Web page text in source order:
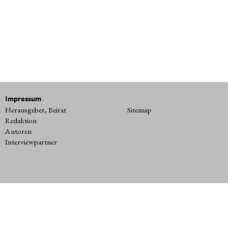
Impressum
Herausgeber, Beirat
Redaktion
Autoren
Interviewpartner
Sitemap